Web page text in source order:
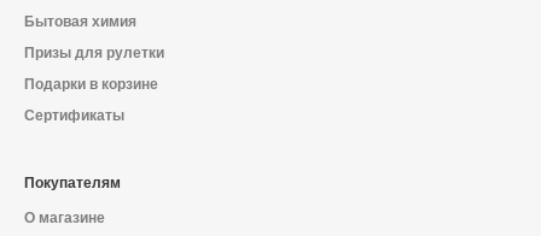
Телефон Whats’APP
Бытовая химия
Призы для рулетки
Подарки в корзине
Сертификаты
Покупателям
О магазине